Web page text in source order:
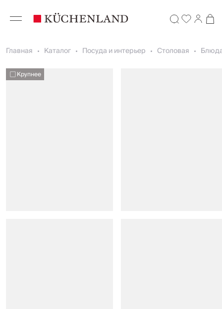
Главная Каталог Посуда и интерьер Столовая
Крупнее